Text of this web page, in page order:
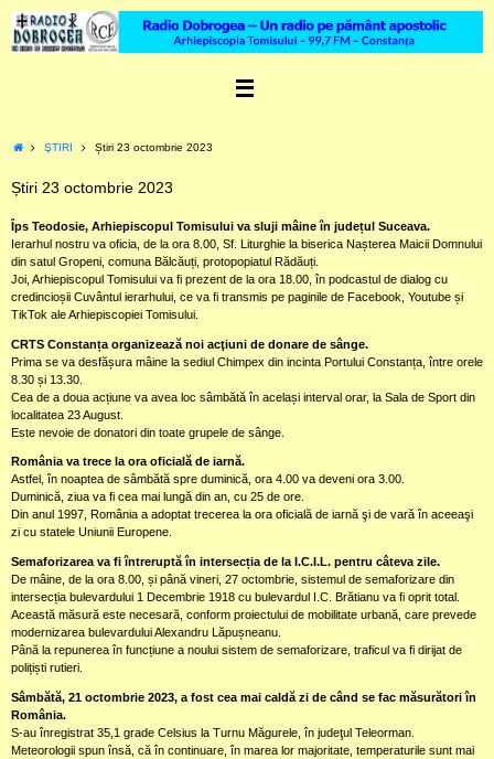
content
HomeŞTIRI Știri 23 octombrie 2023
Știri 23 octombrie 2023
Îps Teodosie, Arhiepiscopul Tomisului va sluji mâine în județul Suceava.
Ierarhul nostru va oficia, de la ora 8.00, Sf. Liturghie la biserica Nașterea Maicii Domnului
din satul Gropeni, comuna Bălcăuți, protopopiatul Rădăuți.
Joi, Arhiepiscopul Tomisului va fi prezent de la ora 18.00, în podcastul de dialog cu
credincioșii Cuvântul ierarhului, ce va fi transmis pe paginile de Facebook, Youtube și
TikTok ale Arhiepiscopiei Tomisului.
CRTS Constanța organizează noi acţiuni de donare de sânge.
Prima se va desfășura mâine la sediul Chimpex din incinta Portului Constanța, între orele
8.30 și 13.30.
Cea de a doua acțiune va avea loc sâmbătă în același interval orar, la Sala de Sport din
localitatea 23 August.
Este nevoie de donatori din toate grupele de sânge.
România va trece la ora oficială de iarnă.
Astfel, în noaptea de sâmbătă spre duminică, ora 4.00 va deveni ora 3.00.
Duminică, ziua va fi cea mai lungă din an, cu 25 de ore.
Din anul 1997, România a adoptat trecerea la ora oficială de iarnă şi de vară în aceeaşi
zi cu statele Uniunii Europene.
Semaforizarea va fi întreruptă în intersecția de la I.C.I.L. pentru câteva zile.
De mâine, de la ora 8.00, și până vineri, 27 octombrie, sistemul de semaforizare din
intersecția bulevardului 1 Decembrie 1918 cu bulevardul I.C. Brătianu va fi oprit total.
Această măsură este necesară, conform proiectului de mobilitate urbană, care prevede
modernizarea bulevardului Alexandru Lăpușneanu.
Până la repunerea în funcțiune a noului sistem de semaforizare, traficul va fi dirijat de
polițiști rutieri.
Sâmbătă, 21 octombrie 2023, a fost cea mai caldă zi de când se fac măsurători în
România.
S-au înregistrat 35,1 grade Celsius la Turnu Măgurele, în judeţul Teleorman.
Meteorologii spun însă, că în continuare, în marea lor majoritate, temperaturile sunt mai